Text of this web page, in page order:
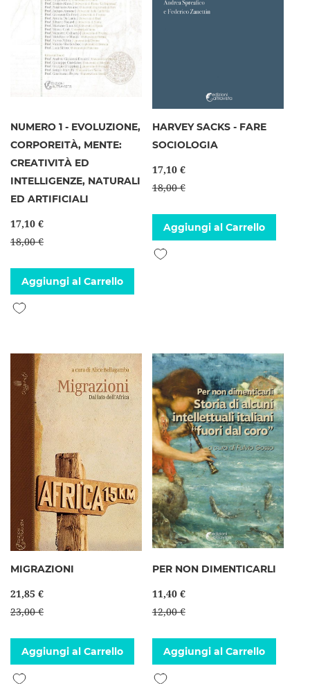
NUMERO 1 - EVOLUZIONE,
CORPOREITÀ, MENTE:
CREATIVITÀ ED
INTELLIGENZE, NATURALI
ED ARTIFICIALI
17,10 €
18,00 €
Aggiungi al Carrello
Aggiungi alla lista desideri
HARVEY SACKS - FARE
SOCIOLOGIA
17,10 €
18,00 €
Aggiungi al Carrello
Aggiungi alla lista desideri
MIGRAZIONI
21,85 €
23,00 €
Aggiungi al Carrello
Aggiungi alla lista desideri
PER NON DIMENTICARLI
11,40 €
12,00 €
Aggiungi al Carrello
Aggiungi alla lista desideri